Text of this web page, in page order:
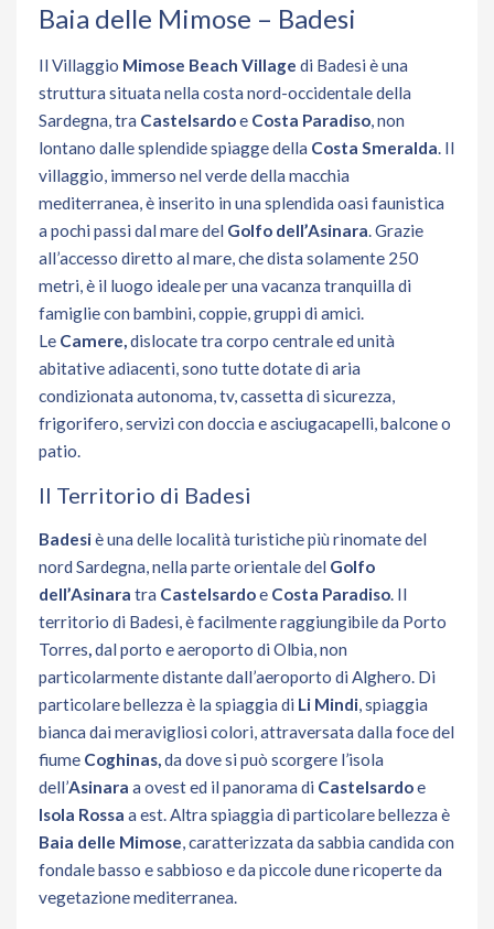
Baia delle Mimose – Badesi
Il Villaggio Mimose Beach Village di Badesi è una
struttura situata nella costa nord-occidentale della
Sardegna, tra Castelsardoe Costa Paradiso , non
lontano dalle splendide spiagge della Costa Smeralda . Il
villaggio, immerso nel verde della macchia
mediterranea, è inserito in una splendida oasi faunistica
a pochi passi dal mare del Golfo dell’Asinara . Grazie
all’accesso diretto al mare, che dista solamente 250
metri, è il luogo ideale per una vacanza tranquilla di
famiglie con bambini, coppie, gruppi di amici.
Le Camere, dislocate tra corpo centrale ed unità
abitative adiacenti, sono tutte dotate di aria
condizionata autonoma, tv, cassetta di sicurezza,
frigorifero, servizi con doccia e asciugacapelli, balcone o
patio.
Il Territorio di Badesi
Badesiè una delle località turistiche più rinomate del
nord Sardegna, nella parte orientale del Golfo
dell’Asinara tra Castelsardoe Costa Paradiso . Il
territorio di Badesi, è facilmente raggiungibile da Porto
Torres dal porto e aeroporto di Olbia, non
particolarmente distante dall’aeroporto di Alghero. Di
particolare bellezza è la spiaggia di Li Mindi , spiaggia
bianca dai meravigliosi colori, attraversata dalla foce del
fiume Coghinas, da dove si può scorgere l’isola
dell’Asinara a ovest ed il panorama di Castelsardoe
Isola Rossa a est. Altra spiaggia di particolare bellezza è
Baia delle Mimose , caratterizzata da sabbia candida con
fondale basso e sabbioso e da piccole dune ricoperte da
vegetazione mediterranea.